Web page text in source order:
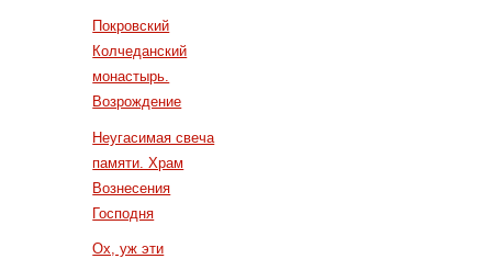
Покровский
Колчеданский
монастырь.
Возрождение
Неугасимая свеча
памяти. Храм
Вознесения
Господня
Ох, уж эти